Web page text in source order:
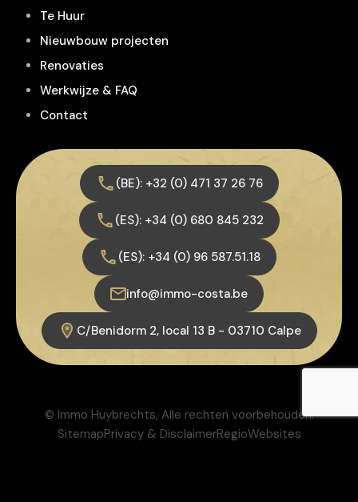
Te Huur
Nieuwbouw projecten
Renovaties
Werkwijze & FAQ
Contact
(BE): +32 (0) 471 37 26 76
(ES): +34 (0) 680 845 232
(ES): +34 (0) 96 587.51.18
info@immo-costa.be
C/Benidorm 2, local 13 B - 03710 Calpe
© Immo Huybrechts, Alle rechten voorbehouden.
SitemapPrivacy & DisclaimerRegioWebsites